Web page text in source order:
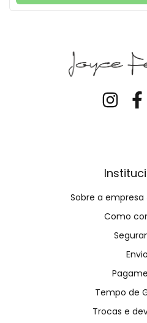
Sobre a empresa
Como
Envio
Tempo de
Trocas e